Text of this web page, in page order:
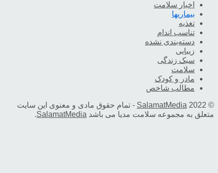
اخبار سلامت
بیماریها
تغذیه
تناسب اندام
دسته‌بندی نشده
زیبایی
سبک زندگی
سلامت
مادر و کودک
مطالب شاخص
© 2022
SalamatMedia- تمام حقوق مادی و معنوی این سایت
متعلق به مجموعه سلامت مدیا می باشد SalamatMedia
.